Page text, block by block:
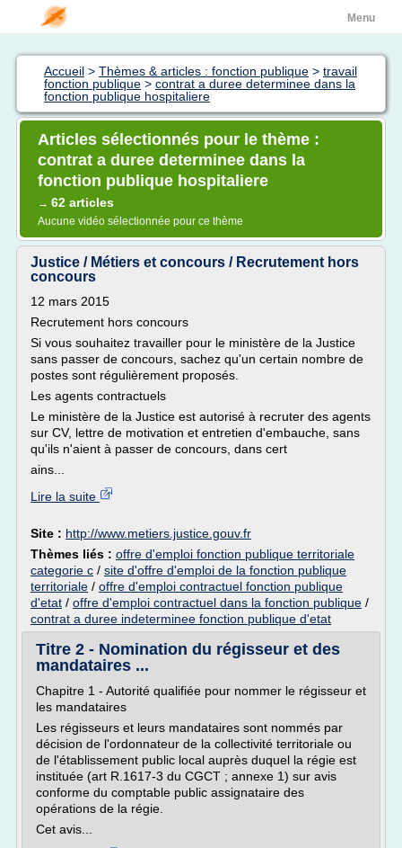
Menu
Accueil > Thèmes & articles : fonction publique > travail
fonction publique > contrat a duree determinee dans la
fonction publique hospitaliere
Articles sélectionnés pour le thème :
contrat a duree determinee dans la
fonction publique hospitaliere
→ 62 articles
Aucune vidéo sélectionnée pour ce thème
Justice / Métiers et concours / Recrutement hors
concours
12 mars 2015
Recrutement hors concours
Si vous souhaitez travailler pour le ministère de la Justice
sans passer de concours, sachez qu'un certain nombre de
postes sont régulièrement proposés.
Les agents contractuels
Le ministère de la Justice est autorisé à recruter des agents
sur CV, lettre de motivation et entretien d'embauche, sans
qu'ils n'aient à passer de concours, dans cert
ains...
Lire la suite
Site : http://www.metiers.justice.gouv.fr
Thèmes liés : offre d'emploi fonction publique territoriale
categorie c / site d'offre d'emploi de la fonction publique
territoriale / offre d'emploi contractuel fonction publique
d'etat / offre d'emploi contractuel dans la fonction publique /
contrat a duree indeterminee fonction publique d'etat
Titre 2 - Nomination du régisseur et des
mandataires ...
Chapitre 1 - Autorité qualifiée pour nommer le régisseur et
les mandataires
Les régisseurs et leurs mandataires sont nommés par
décision de l'ordonnateur de la collectivité territoriale ou
de l'établissement public local auprès duquel la régie est
instituée (art R.1617-3 du CGCT ; annexe 1) sur avis
conforme du comptable public assignataire des
opérations de la régie.
Cet avis...